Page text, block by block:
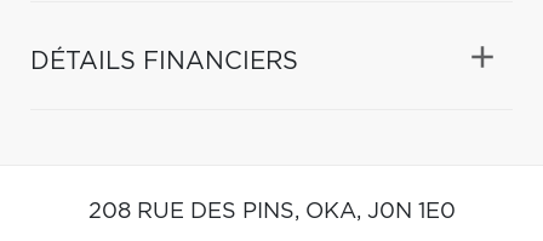
DÉTAILS FINANCIERS
208 RUE DES PINS, OKA, J0N 1E0